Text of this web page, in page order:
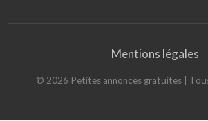
Mentions légales
© 2026 Petites annonces gratuites|